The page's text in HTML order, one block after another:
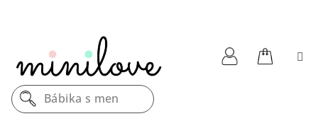
Bábika s menom